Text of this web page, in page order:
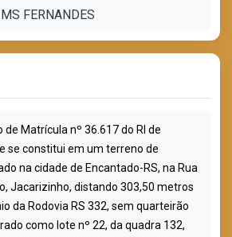
FERNANDES
Matrícula nº 36.617 do RI de
se constitui em um terreno de
na cidade de Encantado-RS, na Rua
Jacarizinho, distando 303,50 metros
da Rodovia RS 332, sem quarteirão
como lote nº 22, da quadra 132,